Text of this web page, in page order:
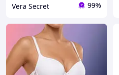
Vera Secret 99%